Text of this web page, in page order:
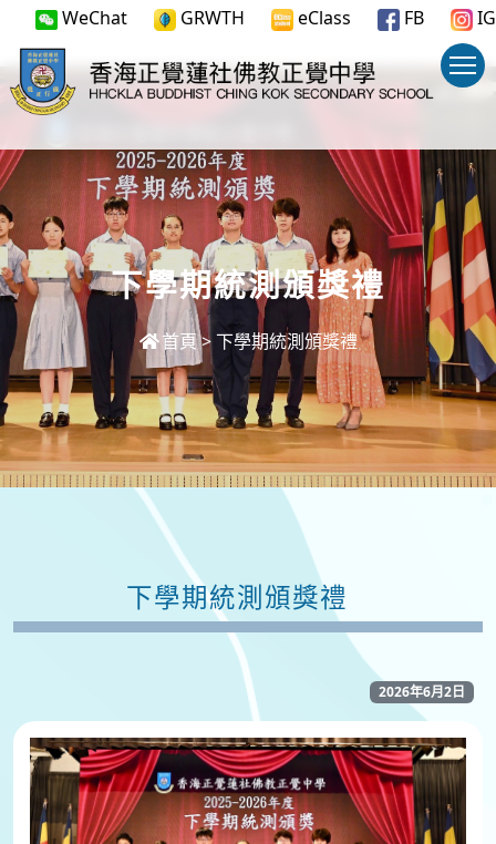
WeChat GRWTH eClass FB IG
下學期統測頒獎禮
首頁> 下學期統測頒獎禮
下學期統測頒獎禮
2026年6月2日